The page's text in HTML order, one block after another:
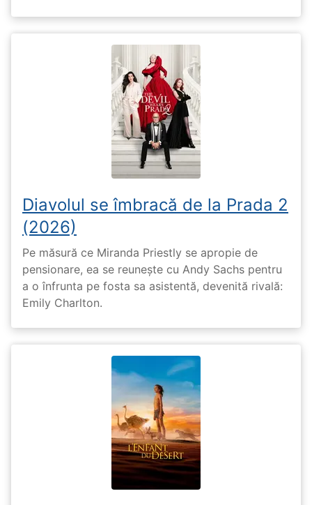
Diavolul se îmbracă de la Prada 2
(2026)
Pe măsură ce Miranda Priestly se apropie de
pensionare, ea se reunește cu Andy Sachs pentru
a o înfrunta pe fosta sa asistentă, devenită rivală:
Emily Charlton.